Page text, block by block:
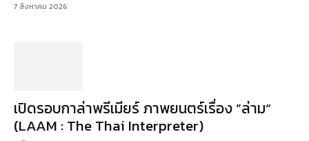
7 สิงหาคม 2026
เปิดรอบกาล่าพรีเมียร์ ภาพยนตร์เรื่อง ”ล่าม“
(LAAM : The Thai Interpreter)